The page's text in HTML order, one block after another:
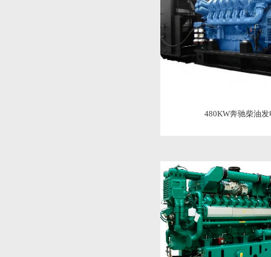
480KW奔驰柴油发